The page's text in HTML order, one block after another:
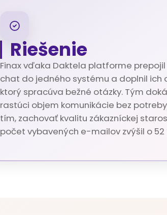
Riešenie
Finax vďaka Daktela platforme
chat do jedného systému a doplnil ich
ktorý spracúva bežné otázky. Tým
rastúci objem komunikácie bez
tím, zachovať kvalitu zákazníckej
počet vybavených e-mailov zvýšil o 52